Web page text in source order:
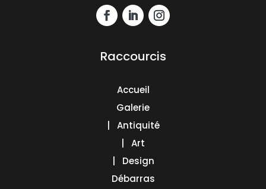
Raccourcis
Accueil
Galerie
| Antiquité
| Art
| Design
Débarras